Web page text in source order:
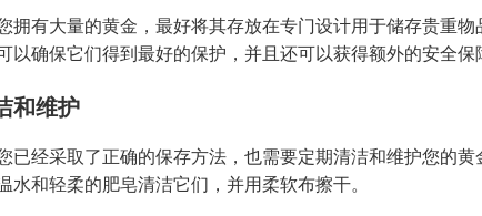
拥有大量的黄金，最好将其存放在专门设计用于储存贵重物
以确保它们得到最好的保护，并且还可以获得额外的安全保
和维护
已经采取了正确的保存方法，也需要定期清洁和维护您的黄
水和轻柔的肥皂清洁它们，并用柔软布擦干。